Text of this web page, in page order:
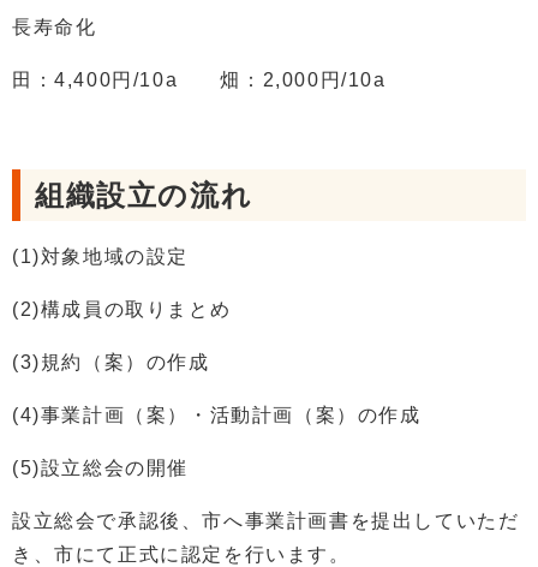
長寿命化
田：4,400円/10a 畑：2,000円/10a
組織設立の流れ
(1)対象地域の設定
(2)構成員の取りまとめ
(3)規約（案）の作成
(4)事業計画（案）・活動計画（案）の作成
(5)設立総会の開催
設立総会で承認後、市へ事業計画書を提出していただ
き、市にて正式に認定を行います。